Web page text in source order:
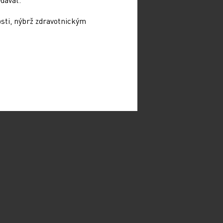
nýbrž zdravotnickým